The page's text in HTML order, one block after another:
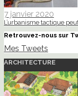
7 janvier 2020
L’urbanisme tactique
Retrouvez-nous sur
Mes Tweets
ARCHITECTURE